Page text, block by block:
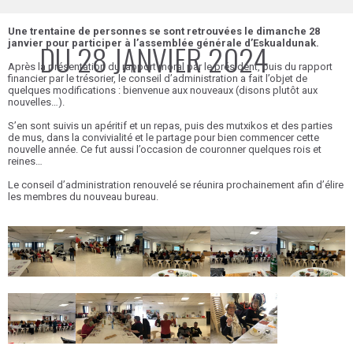
DU 28 JANVIER 2024
Une trentaine de personnes se sont retrouvées le dimanche 28
janvier pour participer à l’assemblée générale d’Eskualdunak.
Après la présentation du rapport moral par le président, puis du rapport
financier par le trésorier, le conseil d’administration a fait l’objet de
quelques modifications : bienvenue aux nouveaux (disons plutôt aux
nouvelles…).
S’en sont suivis un apéritif et un repas, puis des mutxikos et des parties
de mus, dans la convivialité et le partage pour bien commencer cette
nouvelle année. Ce fut aussi l’occasion de couronner quelques rois et
reines…
Le conseil d’administration renouvelé se réunira prochainement afin d’élire
les membres du nouveau bureau.